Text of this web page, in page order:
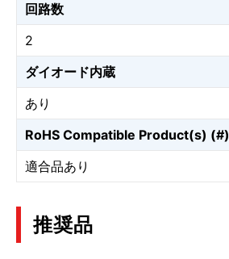
回路数
2
ダイオード内蔵
あり
RoHS Compatible Product(s) (#)
適合品あり
推奨品